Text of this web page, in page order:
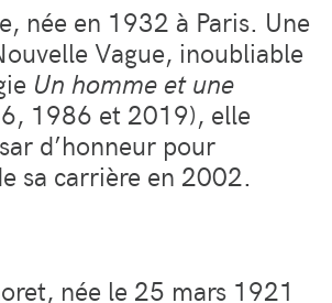
née en 1932 à Paris. Une
Vague, inoubliable
Un homme et une
1986 et 2019), elle
d’honneur pour
sa carrière en 2002.
née le 25 mars 1921